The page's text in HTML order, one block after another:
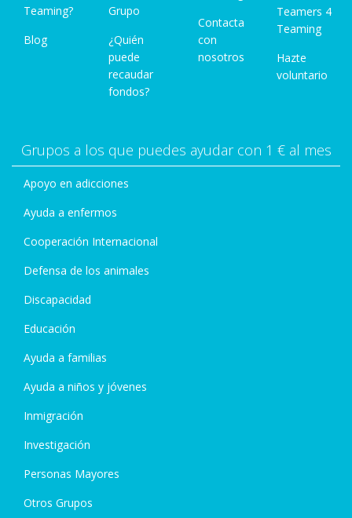
Teaming?
Blog
Grupo
¿Quién
puede
recaudar
fondos?
Contacta
con
nosotros
Teamers 4
Teaming
Hazte
voluntario
Grupos a los que puedes ayudar con 1 € al mes
Apoyo en adicciones
Ayuda a enfermos
Cooperación Internacional
Defensa de los animales
Discapacidad
Educación
Ayuda a familias
Ayuda a niños y jóvenes
Inmigración
Investigación
Personas Mayores
Otros Grupos